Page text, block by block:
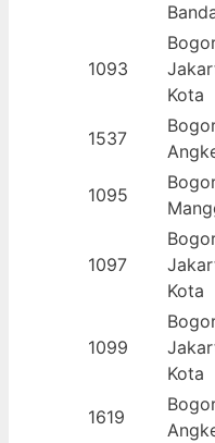
1093
Kota
1537
1095
1097
Kota
1099
Kota
1619